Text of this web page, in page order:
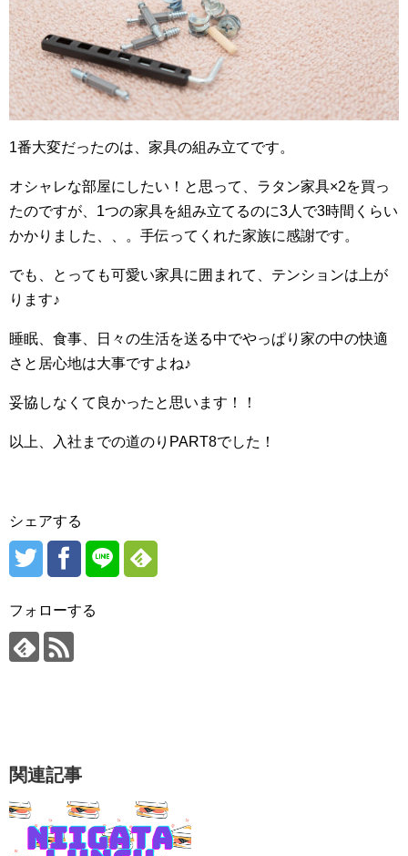
1番大変だったのは、家具の組み立てです。
オシャレな部屋にしたい！と思って、ラタン家具×2を買っ
たのですが、1つの家具を組み立てるのに3人で3時間くらい
かかりました、、。手伝ってくれた家族に感謝です。
でも、とっても可愛い家具に囲まれて、テンションは上が
ります♪
睡眠、食事、日々の生活を送る中でやっぱり家の中の快適
さと居心地は大事ですよね♪
妥協しなくて良かったと思います！！
以上、入社までの道のりPART8でした！
シェアする
フォローする
関連記事